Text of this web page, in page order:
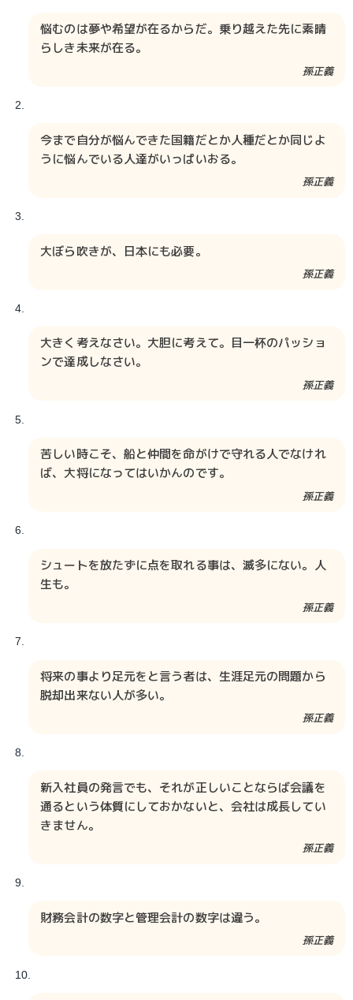
悩むのは夢や希望が在るからだ。乗り越えた先に素晴
らしき未来が在る。
孫正義
今まで自分が悩んできた国籍だとか人種だとか同じよ
うに悩んでいる人達がいっぱいおる。
孫正義
大ぼら吹きが、日本にも必要。
孫正義
大きく考えなさい。大胆に考えて。目一杯のパッショ
ンで達成しなさい。
孫正義
苦しい時こそ、船と仲間を命がけで守れる人でなけれ
ば、大将になってはいかんのです。
孫正義
シュートを放たずに点を取れる事は、滅多にない。人
生も。
孫正義
将来の事より足元をと言う者は、生涯足元の問題から
脱却出来ない人が多い。
孫正義
新入社員の発言でも、それが正しいことならば会議を
通るという体質にしておかないと、会社は成長してい
きません。
孫正義
財務会計の数字と管理会計の数字は違う。
孫正義